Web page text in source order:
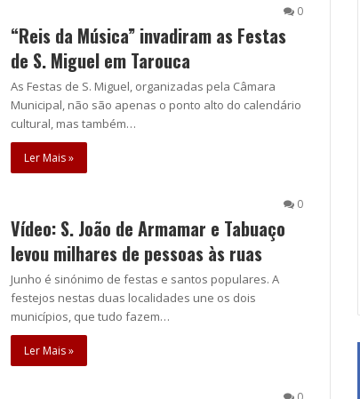
0
“Reis da Música” invadiram as Festas
de S. Miguel em Tarouca
As Festas de S. Miguel, organizadas pela Câmara
Municipal, não são apenas o ponto alto do calendário
cultural, mas também…
Ler Mais »
0
Vídeo: S. João de Armamar e Tabuaço
levou milhares de pessoas às ruas
Junho é sinónimo de festas e santos populares. A
festejos nestas duas localidades une os dois
municípios, que tudo fazem…
Ler Mais »